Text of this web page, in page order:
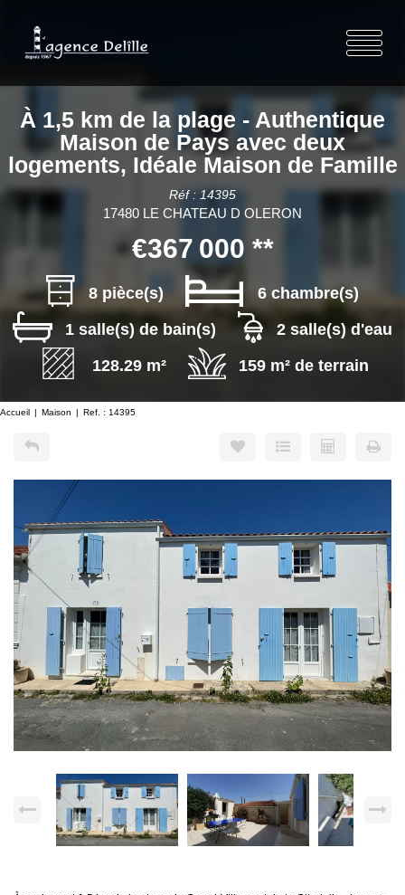
À 1,5 km de la plage - Authentique
Maison de Pays avec deux
logements, Idéale Maison de Famille
Réf : 14395
17480 LE CHATEAU D OLERON
€367 000 **
8 pièce(s)
6 chambre(s)
1 salle(s) de bain(s)
2 salle(s) d'eau
128.29 m²
159 m² de terrain
Accueil Maison Ref. : 14395